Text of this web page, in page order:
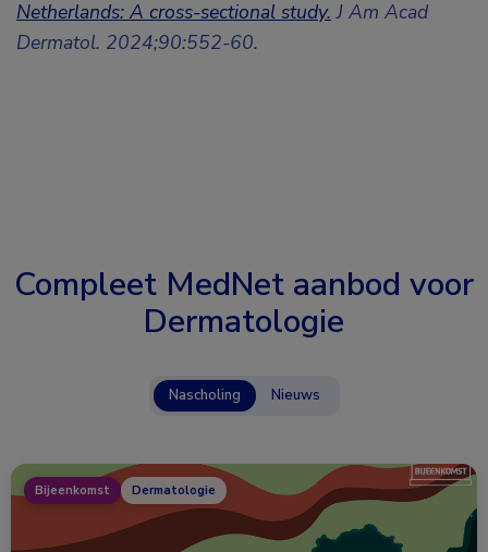
Netherlands: A cross-sectional study. J Am Acad
Dermatol. 2024;90:552-60.
Compleet MedNet aanbod voor
Dermatologie
Nascholing Nieuws
Bijeenkomst Dermatologie